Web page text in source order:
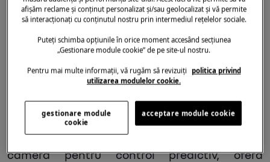
sistem de propulsie plug-in hybrid adaugă un
nou motor electric pe puntea spate pentru mai
multă putere, precum și funcționarea
permanentă cu tracțiune integrală. În
echiparea Atelier Alpine, această versiune de
motorizare va avea setări specifice pentru
șasiu și moduri de conducere și, alături de un
sistem de suspensie activă conectat la o
cameră pentru control predictiv, oferă
afișăm reclame și conținut personalizat și/sau geolocalizat și vă permite
să interacționați cu conținutul nostru prin intermediul rețelelor sociale.
Puteți schimba opțiunile în orice moment accesând secțiunea
„Gestionare module cookie” de pe site-ul nostru.
Pentru mai multe informații, vă rugăm să revizuiți politica privind
utilizarea modulelor cookie.
acceptare module cookie
gestionare module
cookie